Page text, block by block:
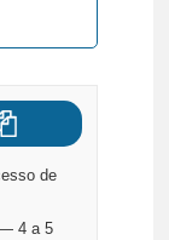
de
4 a 5